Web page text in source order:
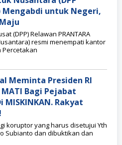
Mengabdi untuk Negeri,
(DPP) Relawan PRANTARA
resmi menempati kantor
Percetakan
Meminta Presiden RI
Bagi Pejabat
MISKINKAN. Rakyat
koruptor yang harus disetujui Yth
Subianto dan dibuktikan dan